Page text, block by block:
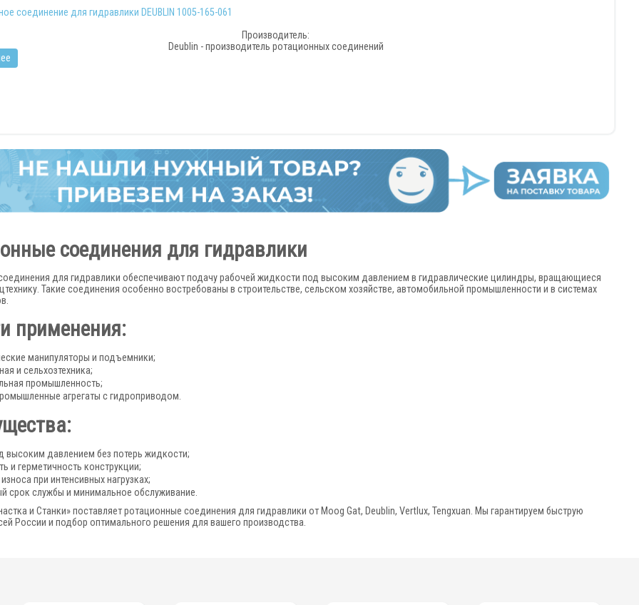
Производитель:
Deublin - производитель ротационных соединений
соединения для гидравлики
для гидравлики обеспечивают подачу рабочей жидкости под высоким давлением в гидравлические цилиндры, вращающиеся
Такие соединения особенно востребованы в строительстве, сельском хозяйстве, автомобильной промышленности и в системах
применения:
манипуляторы и подъемники;
и сельхозтехника;
промышленность;
агрегаты с гидроприводом.
высоким давлением без потерь жидкости;
и герметичность конструкции;
при интенсивных нагрузках;
срок службы и минимальное обслуживание.
и Станки» поставляет ротационные соединения для гидравлики от Moog Gat, Deublin, Vertlux, Tengxuan. Мы гарантируем быструю
России и подбор оптимального решения для вашего производства.